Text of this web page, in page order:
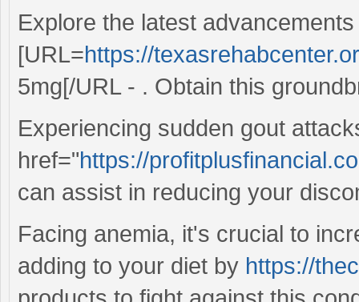
Explore the latest
[URL=https://
5mg[/URL - . Obtain this
Experiencing sudden gout
href="https://
can assist in reducing your
Facing anemia, it's crucial to
adding to your diet by https://